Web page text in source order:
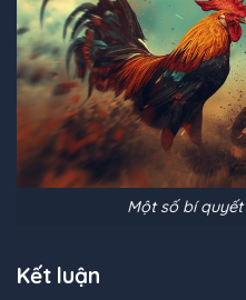
Một số bí
Kết luận